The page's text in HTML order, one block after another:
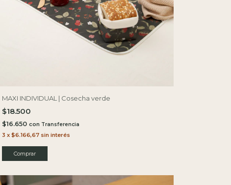
MAXI INDIVIDUAL | Cosecha verde
$18.500
$16.650 con
3 x $6.166,67 sin interés